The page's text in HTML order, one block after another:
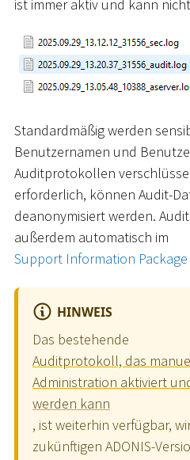
ist immer aktiv und kann
Standardmäßig werden
Benutzernamen und
Auditprotokollen
erforderlich, können Audit-
deanonymisiert werden.
außerdem automatisch im
Support Information Package
HINWEIS
Das bestehende
Auditprotokoll, das
Administration aktiviert
werden kann
, ist weiterhin verfügbar,
zukünftigen ADONIS-